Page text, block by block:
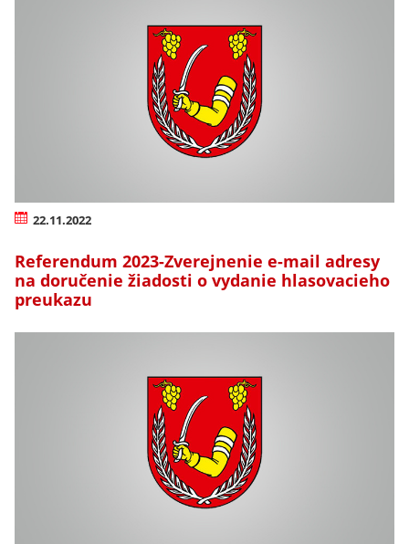
22.11.2022
Referendum 2023-Zverejnenie e-mail adresy
na doručenie žiadosti o vydanie hlasovacieho
preukazu